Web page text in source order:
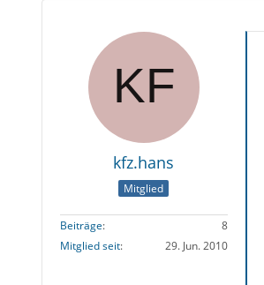
kfz.hans
Mitglied
Beiträge
8
Mitglied seit
29. Jun. 2010